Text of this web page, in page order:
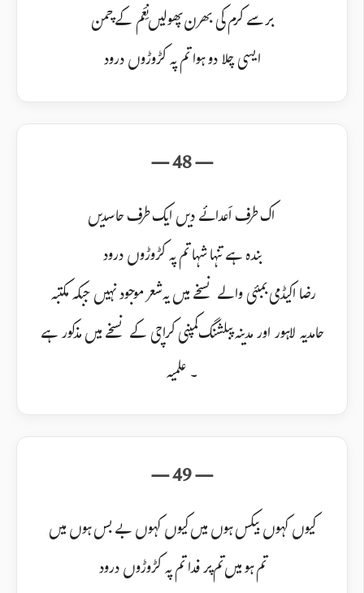
برسے کرم کی بھرن پھولیں نِعَم کے چمن
ایسی چلا دو ہوا تم پہ کڑوڑوں درود
اک طرف اَعدائے دیں ایک طرف حاسدیں
بندہ ہے تنہا شہا تم پہ کڑوڑوں درود
حامدیہ لاہور اور مدینہ پبلشنگ کمپنی کراچی کے نسخے میں مذکور ہے
۔ علمیہ
کیوں کہوں بیکس ہوں میں کیوں کہوں بے بس ہوں میں
تم ہو میں تم پر فدا تم پہ کڑوڑوں درود